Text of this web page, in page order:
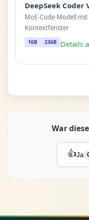
DeepSeek Coder
MoE-Code-Modell
Kontextfenster
16B 236B Details
War
👍Ja